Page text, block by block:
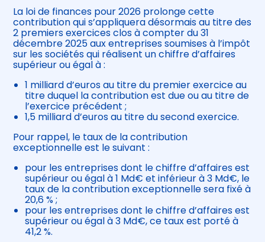
La loi de finances pour 2026 prolonge cette
contribution qui s’appliquera désormais au titre des
2 premiers exercices clos à compter du 31
décembre 2025 aux entreprises soumises à l’impôt
sur les sociétés qui réalisent un chiffre d’affaires
supérieur ou égal à :
1 milliard d’euros au titre du premier exercice au
titre duquel la contribution est due ou au titre de
l’exercice précédent ;
1,5 milliard d’euros au titre du second exercice.
Pour rappel, le taux de la contribution
exceptionnelle est le suivant :
pour les entreprises dont le chiffre d’affaires est
supérieur ou égal à 1 Md€ et inférieur à 3 Md€, le
taux de la contribution exceptionnelle sera fixé à
20,6 % ;
pour les entreprises dont le chiffre d’affaires est
supérieur ou égal à 3 Md€, ce taux est porté à
41,2 %.